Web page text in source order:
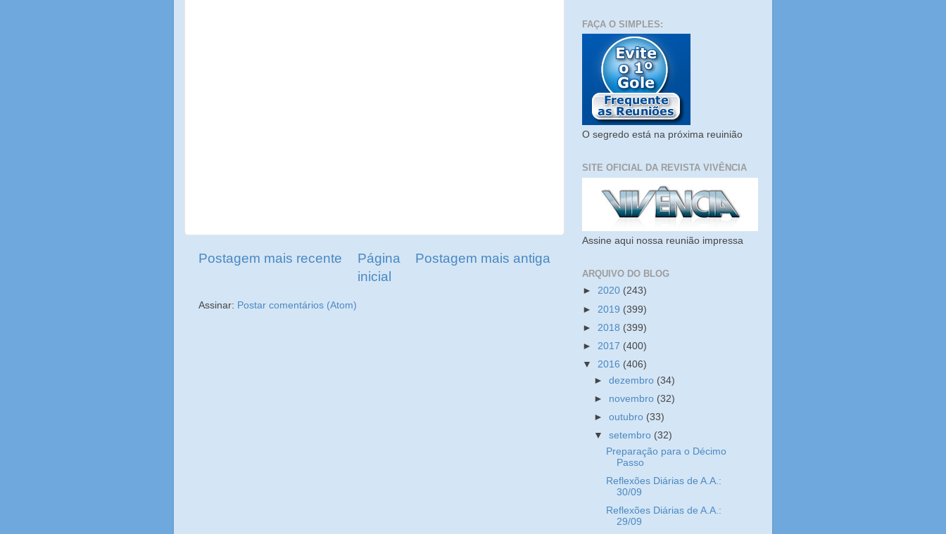
Postagem mais recente Postagem mais antiga
Página
inicial
Assinar: Postar comentários (Atom)
FAÇA O SIMPLES:
O segredo está na próxima reuinião
SITE OFICIAL DA REVISTA VIVÊNCIA
Assine aqui nossa reunião impressa
ARQUIVO DO BLOG
► 2020 (243)
► 2019 (399)
► 2018 (399)
► 2017 (400)
▼ 2016 (406)
►dezembro (34)
► novembro (32)
►outubro (33)
▼setembro (32)
Preparação para o Décimo
Passo
Reflexões Diárias de A.A.:
30/09
Reflexões Diárias de A.A.:
29/09